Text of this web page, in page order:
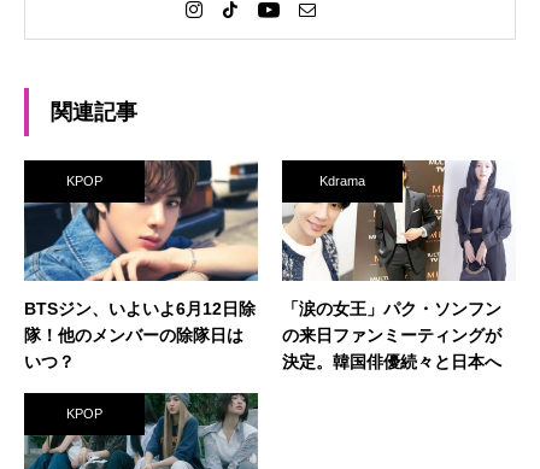
関連記事
KPOP
BTSジン、いよいよ6月12日除
隊！他のメンバーの除隊日は
いつ？
Kdrama
「涙の女王」パク・ソンフン
の来日ファンミーティングが
決定。韓国俳優続々と日本へ
KPOP